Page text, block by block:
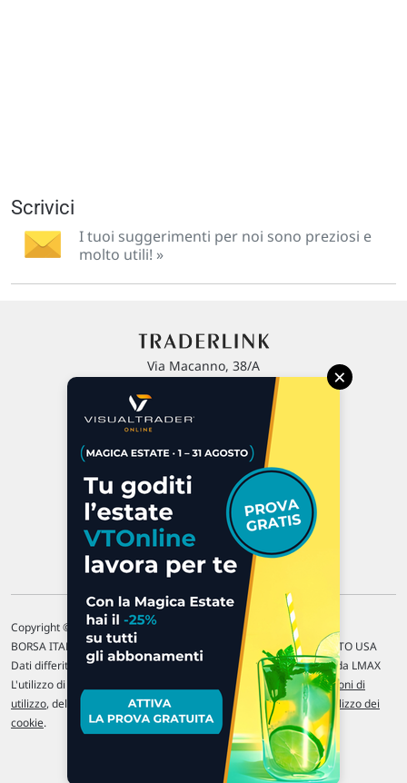
Scrivici
I tuoi suggerimenti per noi sono preziosi e
molto utili! »
Via Macanno, 38/A
P.IVA 02 452 460 401
Chi siamo
Commenti e segnalazioni
Contattaci
Copyright © 1996-2026 Traderlink Italia s.r.l.
BORSA ITALIANA Quotazioni di borsa differite di 15 min. / MERCATO USA
Dati differiti di 15 min. (fonte Intrinio) / FOREX Quotazioni fornite da LMAX
L'utilizzo di questo sito implica l'accettazione delle nostre Condizioni di
utilizzo, del Disclaimer MAR, delle Politiche sulla privacye dell' Utilizzo dei
cookie.
×